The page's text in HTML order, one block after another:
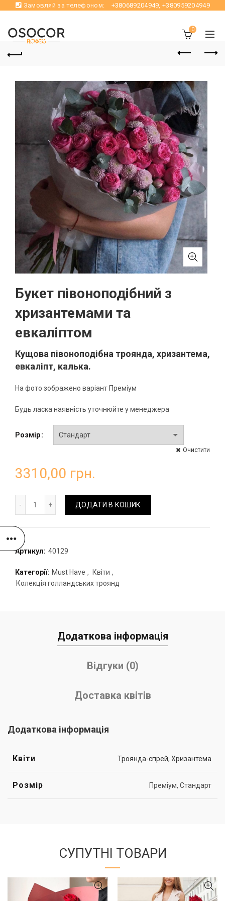
Замовляй за телефоном: +380689204949,+380959204949
0
Букет півоноподібний з
хризантемами та
евкаліптом
Кущова півоноподібна троянда, хризантема,
евкаліпт, калька.
На фото зображено варіант Преміум
Будь ласка наявність уточнюйте у менеджера
Розмір
Очистити
3310,00 грн.
ДОДАТИ В КОШИК
Артикул: 40129
Категорії: Must Have , Квіти ,
Колекція голландських троянд
Додаткова інформація
Відгуки (0)
Доставка квітів
Додаткова інформація
Квіти Троянда-спрей, Хризантема
Розмір Преміум, Стандарт
СУПУТНІ ТОВАРИ